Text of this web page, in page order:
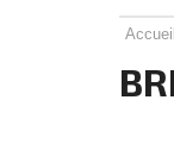
Accueil